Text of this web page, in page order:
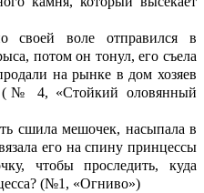
своей воле отправился в
потом он тонул, его съела
на рынке в дом хозяев
(№ 4, «Стойкий оловянный
сшила мешочек, насыпала в
его на спину принцессы
чтобы проследить, куда
(№1, «Огниво»)